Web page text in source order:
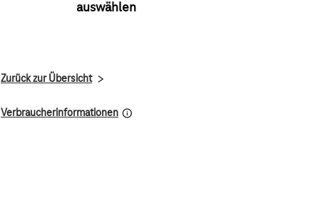
auswählen
Zurück zur Übersicht
Verbraucherinformationen